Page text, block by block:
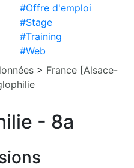
#Offre d'emploi
#Stage
#Training
#Web
> France [Alsace-
- 8a